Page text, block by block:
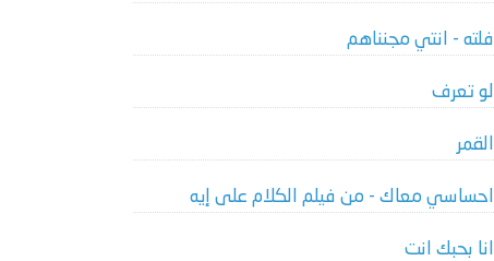
فلته - انتي مجنناهم
لو تعرف
القمر
احساسي معاك - من فيلم الكلام على إيه
انا بحبك انت